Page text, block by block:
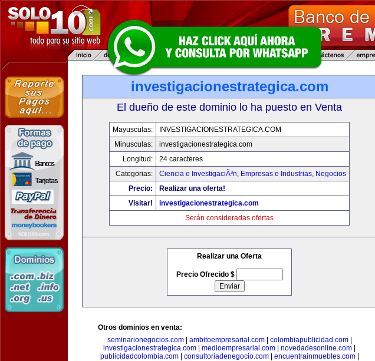
investigacionestrategica.com
El dueño de este dominio lo ha puesto en Venta
Mayusculas:
INVESTIGACIONESTRATEGICA.COM
Minusculas:
investigacionestrategica.com
Longitud:
24 caracteres
Categorias:
Ciencia e InvestigaciÃ³n, Empresas e Industrias, Negocios
Precio:
Realizar una oferta!
Visitar!
investigacionestrategica.com
Serán consideradas ofertas
Realizar una Oferta
Precio Ofrecido $
Otros dominios en venta:
seminarionegocios.com| ambitoempresarial.com| colombiapublicidad.com|
investigacionestrategica.com
medioempresarial.com novedadesonline.com
publicidadcolombia.com| consultoriadenegocio.com| encuentrainmuebles.com|